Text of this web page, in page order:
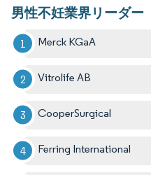
男性不妊業界リーダー
Merck KGaA
Vitrolife AB
CooperSurgical
Ferring International